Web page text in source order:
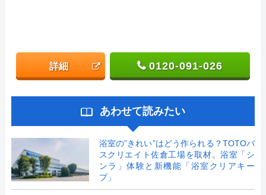
詳細 0120-091-026
あわせて読みたい
浴室の”きれい”はどう作られる？TOTOバ
スクリエイト佐倉工場を取材。浴室「シ
ンラ」体験と新機能「浴室クリアキー
プ」